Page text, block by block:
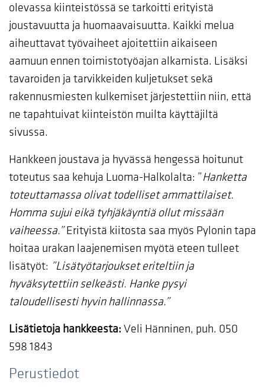
olevassa kiinteistössä se tarkoitti erityistä
joustavuutta ja huomaavaisuutta. Kaikki melua
aiheuttavat työvaiheet ajoitettiin aikaiseen
aamuun ennen toimistotyöajan alkamista. Lisäksi
tavaroiden ja tarvikkeiden kuljetukset sekä
rakennusmiesten kulkemiset järjestettiin niin, että
ne tapahtuivat kiinteistön muilta käyttäjiltä
sivussa.
Hankkeen joustava ja hyvässä hengessä hoitunut
toteutus saa kehuja Luoma-Halkolalta: ”Hanketta
toteuttamassa olivat todelliset ammattilaiset.
Homma sujui eikä tyhjäkäyntiä ollut missään
vaiheessa.”Erityistä kiitosta saa myös Pylonin tapa
hoitaa urakan laajenemisen myötä eteen tulleet
lisätyöt: ”Lisätyötarjoukset eriteltiin ja
hyväksytettiin selkeästi. Hanke pysyi
taloudellisesti hyvin hallinnassa.”
Lisätietoja hankkeesta: Veli Hänninen, puh. 050
598 1843
Perustiedot